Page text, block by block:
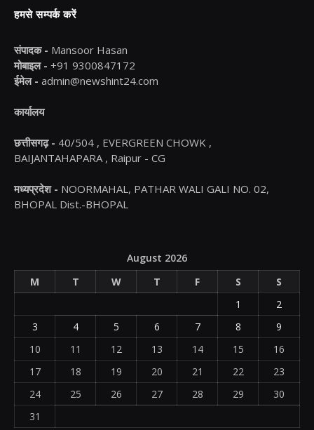
हमसे सम्पर्क करें
संपादक - Mansoor Hasan
मोबाइल - +91 9300847172
ईमेल - admin@newshint24.com
कार्यालय
छत्तीसगढ़ - 40/504 , EVERGREEN CHOWK ,
BAIJANTAHAPARA , Raipur - CG
मध्यप्रदेश - NOORMAHAL, PATHAR WALI GALI NO. 02,
BHOPAL Dist.-BHOPAL
August 2026
M
T W T F S
S
1
2
3
4 5 6 7 8
9
10
11 12 13 14 15
16
17
18 19 20 21 22
23
24
25 26 27 28 29
30
31